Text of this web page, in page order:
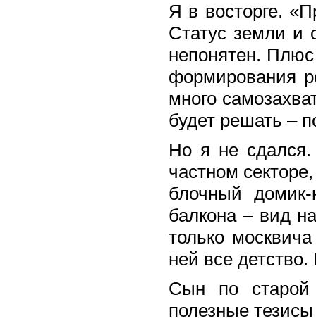
Я в восторге.
Статус земли и
непонятен.
формирования
много
будет решать –
Но я не
частном
блочный
балкона – вид
только
ней все
Сын по старой
полезные